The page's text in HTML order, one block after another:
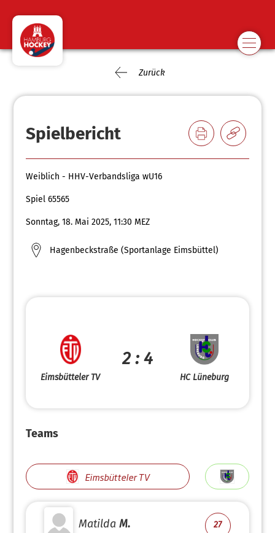
Zurück
Spielbericht
Weiblich - HHV-Verbandsliga wU16
Spiel 65565
Sonntag, 18. Mai 2025, 11:30 MEZ
Hagenbeckstraße (Sportanlage Eimsbüttel)
Eimsbütteler TV
2 : 4
HC Lüneburg
Teams
Eimsbütteler TV
Matilda M. 27